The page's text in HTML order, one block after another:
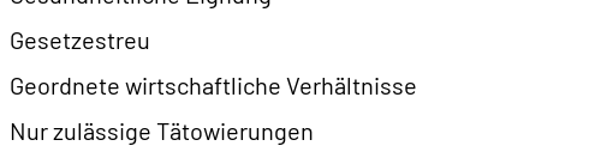
Gesetzestreu
Geordnete wirtschaftliche Verhältnisse
Nur zulässige Tätowierungen